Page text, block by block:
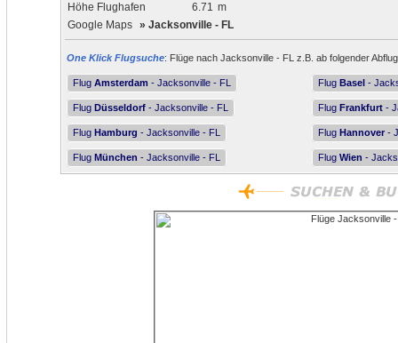
Höhe Flughafen
6.71 m
Google Maps » Jacksonville - FL
One Klick Flugsuche: Flüge nach Jacksonville - FL z.B. ab folgender
Flug Amsterdam - Jacksonville - FL Flug Basel -
Flug Düsseldorf - Jacksonville - FL Flug Frankfurt -
Flug Hamburg - Jacksonville - FL Flug Hannover -
Flug München - Jacksonville - FL Flug Wien -